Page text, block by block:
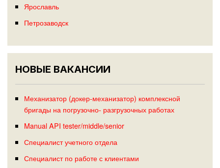
Ярославль
Петрозаводск
НОВЫЕ ВАКАНСИИ
Механизатор (докер-механизатор) комплексной
бригады на погрузочно- разгрузочных работах
Manual API tester/middle/senior
Специалист учетного отдела
Специалист по работе с клиентами